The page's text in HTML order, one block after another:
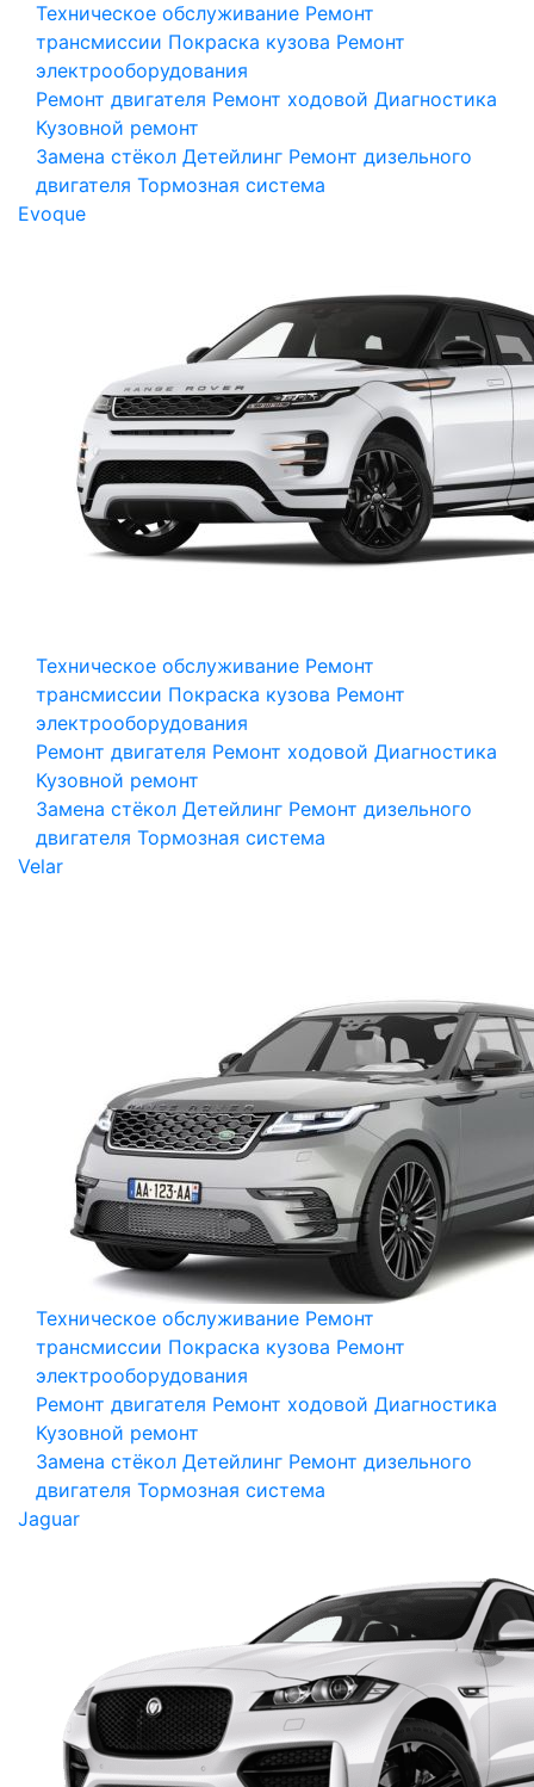
Техническое обслуживание Ремонт
трансмиссии Покраска кузова Ремонт
электрооборудования
Ремонт двигателя Ремонт ходовой Диагностика
Кузовной ремонт
Замена стёкол Детейлинг Ремонт дизельного
двигателя Тормозная система
Evoque
Техническое обслуживание Ремонт
трансмиссии Покраска кузова Ремонт
электрооборудования
Ремонт двигателя Ремонт ходовой Диагностика
Кузовной ремонт
Замена стёкол Детейлинг Ремонт дизельного
двигателя Тормозная система
Velar
Техническое обслуживание Ремонт
трансмиссии Покраска кузова Ремонт
электрооборудования
Ремонт двигателя Ремонт ходовой Диагностика
Кузовной ремонт
Замена стёкол Детейлинг Ремонт дизельного
двигателя Тормозная система
Jaguar